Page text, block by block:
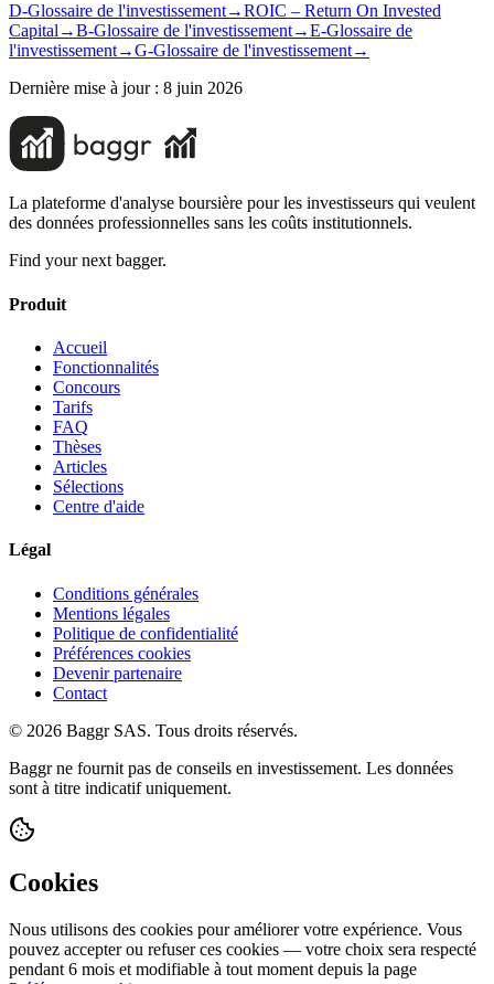
D-Glossaire de l'investissement→ROIC – Return On Invested
Capital→B-Glossaire de l'investissement→E-Glossaire de
l'investissement→G-Glossaire de l'investissement→
Dernière mise à jour : 8 juin 2026
La plateforme d'analyse boursière pour les investisseurs qui veulent
des données professionnelles sans les coûts institutionnels.
Find your next bagger.
Produit
Accueil
Fonctionnalités
Concours
Tarifs
FAQ
Thèses
Articles
Sélections
Centre d'aide
Légal
Conditions générales
Mentions légales
Politique de confidentialité
Préférences cookies
Devenir partenaire
Contact
© 2026 Baggr SAS. Tous droits réservés.
Baggr ne fournit pas de conseils en investissement. Les données
sont à titre indicatif uniquement.
Cookies
Nous utilisons des cookies pour améliorer votre expérience. Vous
pouvez accepter ou refuser ces cookies — votre choix sera respecté
pendant 6 mois et modifiable à tout moment depuis la page